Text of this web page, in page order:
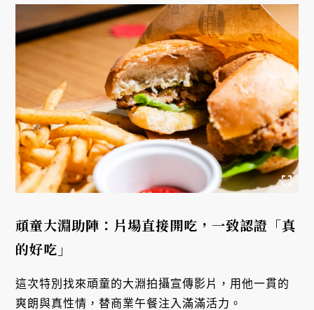
頑童大淵助陣：片場直接開吃，一致認證「真
的好吃」
這次特別找來頑童的大淵拍攝宣傳影片，用他一貫的
爽朗與真性情，替商業午餐注入滿滿活力。